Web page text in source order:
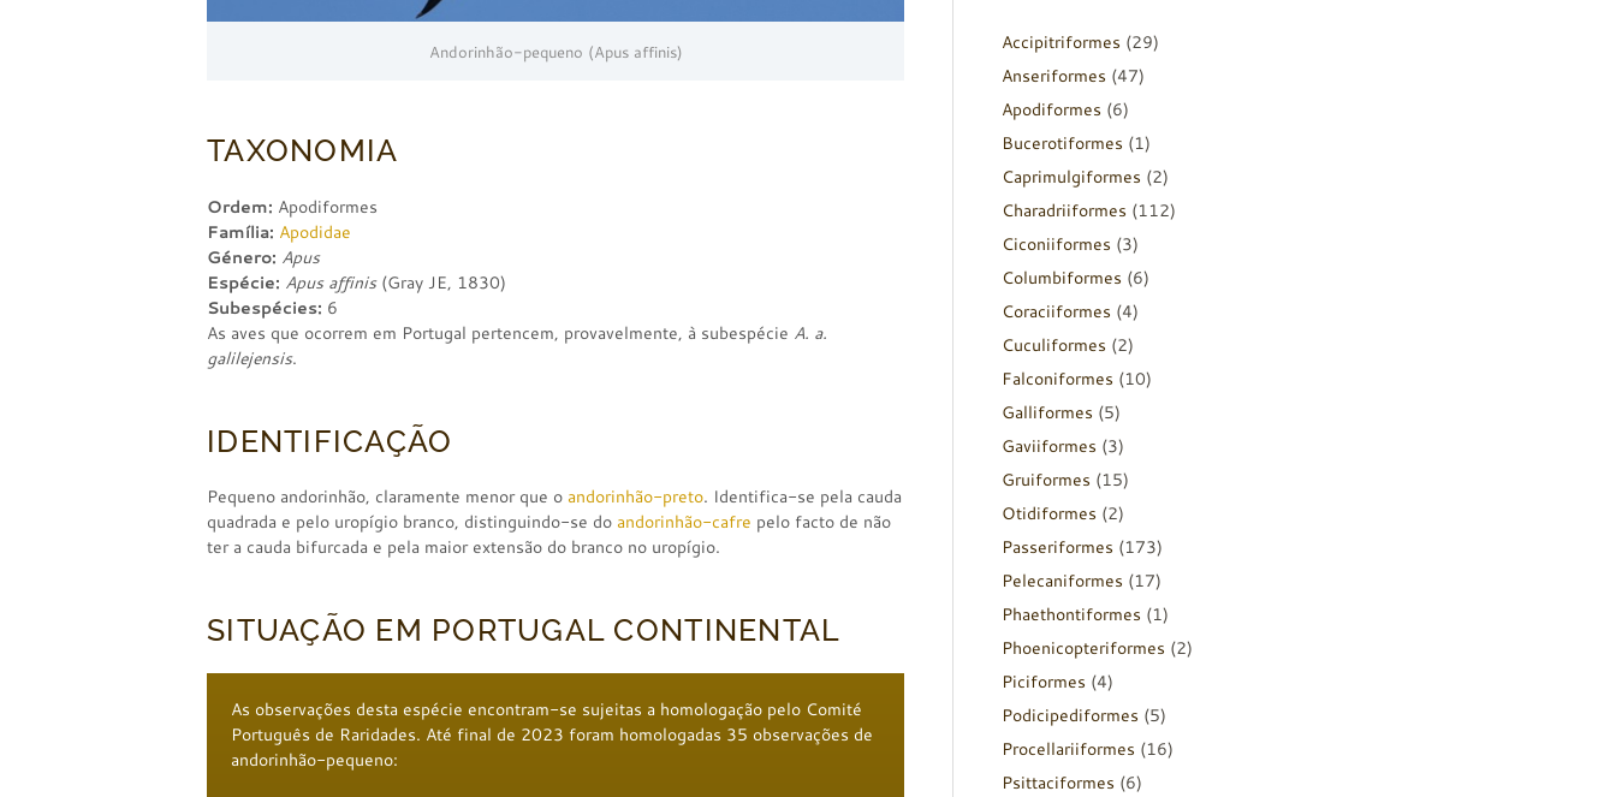
Andorinhão-pequeno (Apus affinis)
TAXONOMIA
Ordem: Apodiformes
Família: Apodidae
Género: Apus
Espécie: Apus affinis(Gray JE, 1830)
Subespécies: 6
As aves que ocorrem em Portugal pertencem, provavelmente, à subespécie A. a.
galilejensis.
IDENTIFICAÇÃO
Pequeno andorinhão, claramente menor que o andorinhão-preto. Identifica-se pela cauda
quadrada e pelo uropígio branco, distinguindo-se do andorinhão-cafre pelo facto de não
ter a cauda bifurcada e pela maior extensão do branco no uropígio.
SITUAÇÃO EM PORTUGAL CONTINENTAL
As observações desta espécie encontram-se sujeitas a homologação pelo Comité
Português de Raridades. Até final de 2023 foram homologadas 35 observações de
andorinhão-pequeno:
Accipitriformes (29)
Anseriformes (47)
Apodiformes (6)
Bucerotiformes (1)
Caprimulgiformes (2)
Charadriiformes (112)
Ciconiiformes (3)
Columbiformes (6)
Coraciiformes (4)
Cuculiformes (2)
Falconiformes (10)
Galliformes (5)
Gaviiformes (3)
Gruiformes (15)
Otidiformes (2)
Passeriformes (173)
Pelecaniformes (17)
Phaethontiformes (1)
Phoenicopteriformes (2)
Piciformes (4)
Podicipediformes (5)
Procellariiformes (16)
Psittaciformes (6)